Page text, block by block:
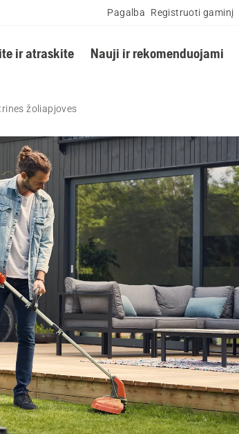
Pagalba Registruoti gaminį
ir atraskite Nauji ir rekomenduojami
žoliapjoves